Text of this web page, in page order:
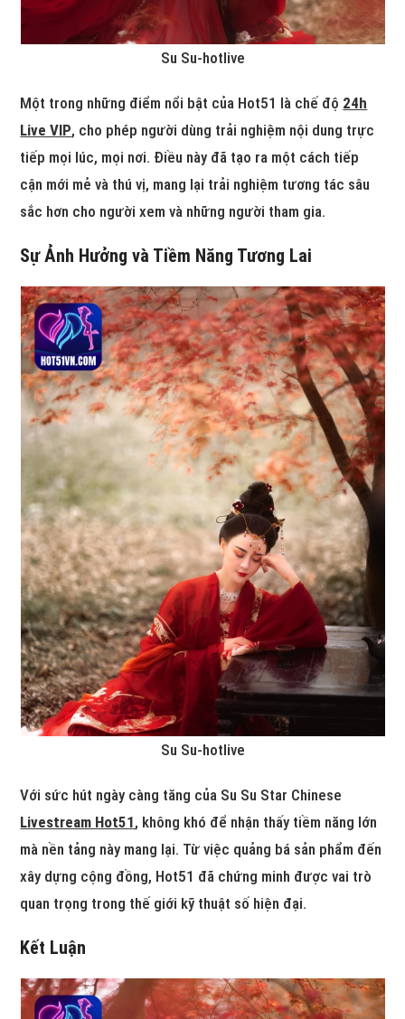
Su Su-hotlive
Một trong những điểm nổi bật của Hot51 là chế độ 24h
Live VIP, cho phép người dùng trải nghiệm nội dung trực
tiếp mọi lúc, mọi nơi. Điều này đã tạo ra một cách tiếp
cận mới mẻ và thú vị, mang lại trải nghiệm tương tác sâu
sắc hơn cho người xem và những người tham gia.
Sự Ảnh Hưởng và Tiềm Năng Tương Lai
Su Su-hotlive
Với sức hút ngày càng tăng của Su Su Star Chinese
Livestream Hot51, không khó để nhận thấy tiềm năng lớn
mà nền tảng này mang lại. Từ việc quảng bá sản phẩm đến
xây dựng cộng đồng, Hot51 đã chứng minh được vai trò
quan trọng trong thế giới kỹ thuật số hiện đại.
Kết Luận